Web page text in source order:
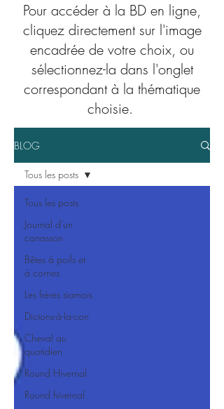
Pour accéder à la BD en ligne,
cliquez directement sur l'image
encadrée de votre choix, ou
sélectionnez-la dans l'onglet
correspondant à la thématique
choisie.
BLOG
Tous les posts
Journal d'un
canasson
Bêtes à poils et
à cornes
Les frères siamois
Dictons-à-la-con
Cheval au
quotidien
Round Hivernal
Round hivernal
Tous les posts